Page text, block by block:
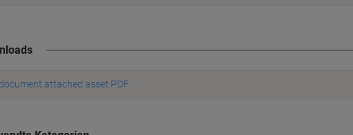
document.attached.asset.PDF